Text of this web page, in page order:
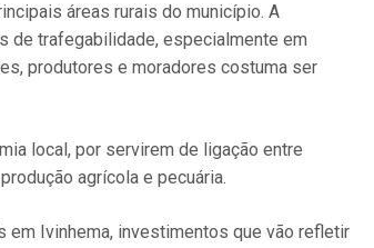
áreas rurais do município. A
de trafegabilidade, especialmente em
produtores e moradores costuma ser
local, por servirem de ligação entre
agrícola e pecuária.
em Ivinhema, investimentos que vão refletir